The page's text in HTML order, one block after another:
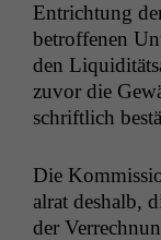
Entrich­tung
betrof­fe­nen
den
zuvor die
schriftlich
Die
al­rat deshalb,
der